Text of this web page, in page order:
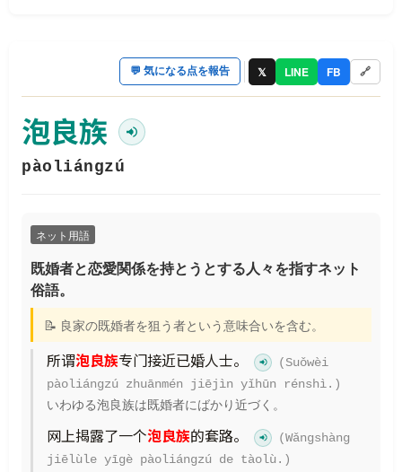
💬 気になる点を報告 𝕏 LINE FB 🔗
泡良族
pàoliángzú
ネット用語
既婚者と恋愛関係を持とうとする人々を指すネット
俗語。
📝 良家の既婚者を狙う者という意味合いを含む。
所谓泡良族专门接近已婚人士。
(Suǒwèi
pàoliángzú zhuānmén jiējìn yǐhūn rénshì.)
いわゆる泡良族は既婚者にばかり近づく。
网上揭露了一个泡良族的套路。
(Wǎngshàng
jiēlùle yīgè pàoliángzú de tàolù.)